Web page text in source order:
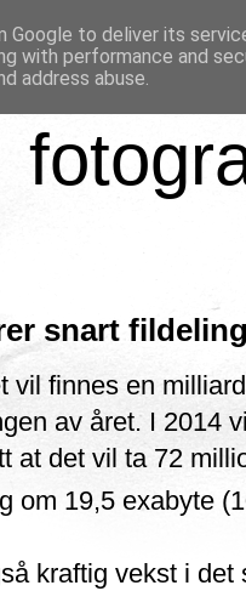
snart
vil finnes en
av året. I 2014
at det vil ta 72
om 19,5 exabyte
kraftig vekst i
Google to deliver its
with performance and
address abuse.